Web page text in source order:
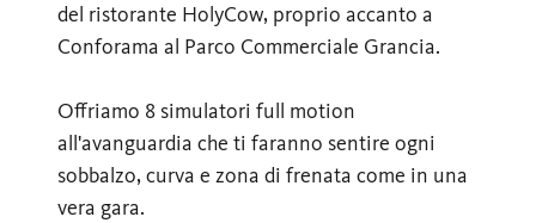
del ristorante HolyCow, proprio accanto a
Conforama al Parco Commerciale Grancia.
Offriamo 8 simulatori full motion
all'avanguardia che ti faranno sentire ogni
sobbalzo, curva e zona di frenata come in una
vera gara.